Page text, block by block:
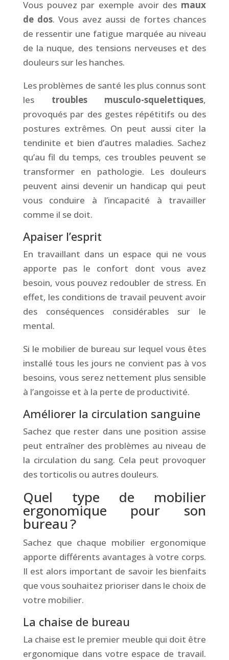
Vous pouvez par exemple avoir des maux
de dos. Vous avez aussi de fortes chances
de ressentir une fatigue marquée au niveau
de la nuque, des tensions nerveuses et des
douleurs sur les hanches.
Les problèmes de santé les plus connus sont
les troubles musculo-squelettiques,
provoqués par des gestes répétitifs ou des
postures extrêmes. On peut aussi citer la
tendinite et bien d’autres maladies. Sachez
qu’au fil du temps, ces troubles peuvent se
transformer en pathologie. Les douleurs
peuvent ainsi devenir un handicap qui peut
vous conduire à l’incapacité à travailler
comme il se doit.
Apaiser l’esprit
En travaillant dans un espace qui ne vous
apporte pas le confort dont vous avez
besoin, vous pouvez redoubler de stress. En
effet, les conditions de travail peuvent avoir
des conséquences considérables sur le
mental.
Si le mobilier de bureau sur lequel vous êtes
installé tous les jours ne convient pas à vos
besoins, vous serez nettement plus sensible
à l’angoisse et à la perte de productivité.
Améliorer la circulation sanguine
Sachez que rester dans une position assise
peut entraîner des problèmes au niveau de
la circulation du sang. Cela peut provoquer
des torticolis ou autres douleurs.
Quel type de mobilier
ergonomique pour son
bureau ?
Sachez que chaque mobilier ergonomique
apporte différents avantages à votre corps.
Il est alors important de savoir les bienfaits
que vous souhaitez prioriser dans le choix de
votre mobilier.
La chaise de bureau
La chaise est le premier meuble qui doit être
ergonomique dans votre espace de travail.